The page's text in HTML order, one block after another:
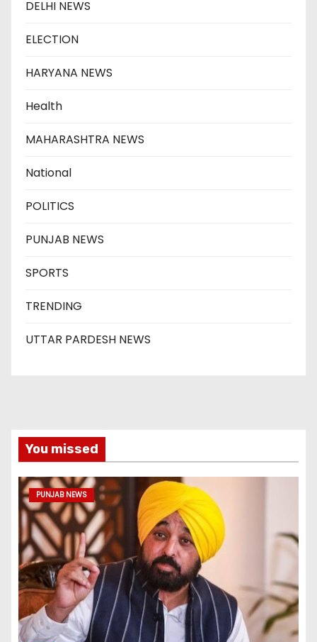
DELHI NEWS
ELECTION
HARYANA NEWS
Health
MAHARASHTRA NEWS
National
POLITICS
PUNJAB NEWS
SPORTS
TRENDING
UTTAR PARDESH NEWS
You missed
PUNJAB NEWS